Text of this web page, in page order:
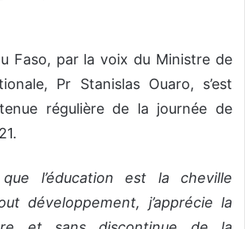
Faso, par la voix du Ministre de
Pr Stanislas Ouaro, s’est
régulière de la journée de
que l’éducation est la cheville
développement, j’apprécie la